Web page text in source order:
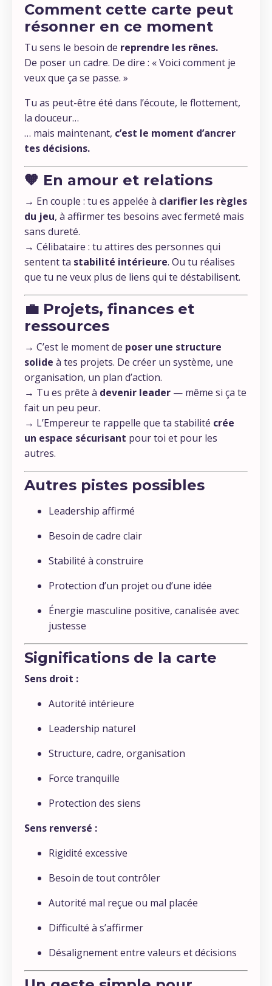
Comment cette carte peut
résonner en ce moment
Tu sens le besoin de reprendre les rênes.
De poser un cadre. De dire : « Voici comment je
veux que ça se passe. »
Tu as peut-être été dans l’écoute, le flottement,
la douceur…
… mais maintenant, c’est le moment d’ancrer
tes décisions.
🧡 En amour et relations
→ En couple : tu es appelée à clarifier les règles
du jeu, à affirmer tes besoins avec fermeté mais
sans dureté.
→ Célibataire : tu attires des personnes qui
sentent ta stabilité intérieure. Ou tu réalises
que tu ne veux plus de liens qui te déstabilisent.
💼 Projets, finances et
ressources
→ C’est le moment de poser une structure
solide à tes projets. De créer un système, une
organisation, un plan d’action.
→ Tu es prête à devenir leader — même si ça te
fait un peu peur.
→ L’Empereur te rappelle que ta stabilité crée
un espace sécurisant pour toi et pour les
autres.
Autres pistes possibles
Leadership affirmé
Besoin de cadre clair
Stabilité à construire
Protection d’un projet ou d’une idée
Énergie masculine positive, canalisée avec
justesse
Significations de la carte
Sens droit :
Autorité intérieure
Leadership naturel
Structure, cadre, organisation
Force tranquille
Protection des siens
Sens renversé :
Rigidité excessive
Besoin de tout contrôler
Autorité mal reçue ou mal placée
Difficulté à s’affirmer
Désalignement entre valeurs et décisions